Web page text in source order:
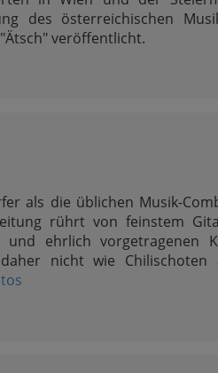
des österreichischen
veröffentlicht.
als die üblichen Musik-
rührt von feinstem
und ehrlich vorgetragenen
nicht wie Chilischoten